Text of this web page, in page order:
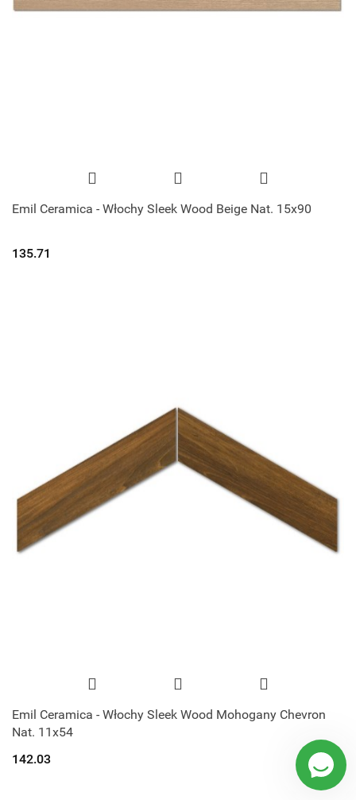
Emil Ceramica - Włochy Sleek Wood Beige Nat. 15x90
135.71
Emil Ceramica - Włochy Sleek Wood Mohogany Chevron
Nat. 11x54
142.03